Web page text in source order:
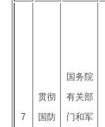
7
贯彻
国防
国务院
有关部
门和军